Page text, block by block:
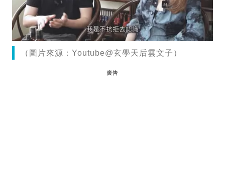
（圖片來源：Youtube@玄學天后雲文子）
廣告